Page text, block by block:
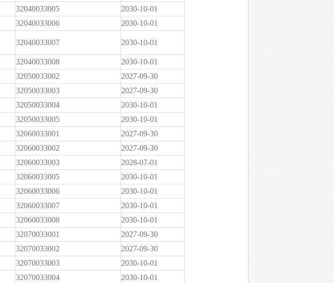
32040033005
2030-10-01
32040033006 2030-10-01
32040033007 2030-10-01
32040033008
2030-10-01
32050033002
2027-09-30
32050033003
2027-09-30
32050033004
2030-10-01
32050033005
2030-10-01
32060033001
2027-09-30
32060033002
2027-09-30
32060033003
2028-07-01
32060033005
2030-10-01
32060033006
2030-10-01
32060033007
2030-10-01
32060033008
2030-10-01
32070033001
2027-09-30
32070033002
2027-09-30
32070033003
2030-10-01
32070033004
2030-10-01